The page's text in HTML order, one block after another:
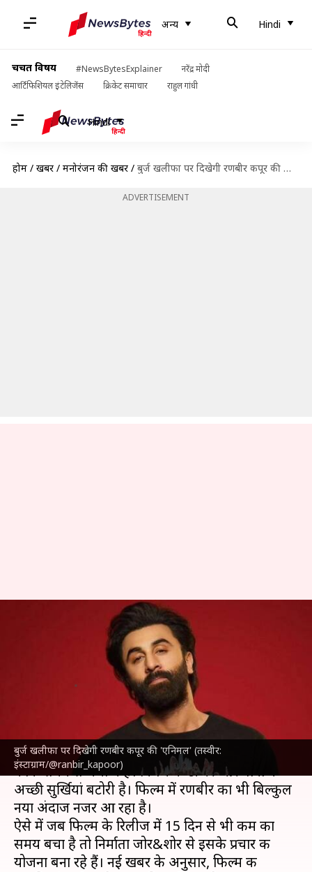
अन्य Hindi
चर्चित विषय #NewsBytesExplainer
नरेंद्र मोदी
आर्टिफिशियल इंटेलिजेंस
क्रिकेट समाचार राहुल गांधी
Hindi
होम / खबरें / मनोरंजन की खबरें / बुर्ज खलीफा पर दिखेगी रणबीर कपूर की फिल्म 'एनिमल' की झलक, जानिए क्या है तैयारी
ADVERTISEMENT
बुर्ज खलीफा पर दिखेगी रणबीर कपूर की 'एनिमल' (तस्वीर:
इंस्टाग्राम/@ranbir_kapoor)
बुर्ज खलीफा पर दिखेगी रणबीर कपूर
की फिल्म 'एनिमल' की झलक,
जानिए क्या है तैयारी
Nov 17, 2023 03:52 pm
रणबीर कपूरऔररश्मिका मंदानाकी फिल्म 'एनिमल'
काफी समय से चर्चा में है। फिल्म के टीजर और गानों ने
अच्छी सुर्खियां बटोरी है। फिल्म में रणबीर का भी बिल्कुल
नया अंदाज नजर आ रहा है।
ऐसे में जब फिल्म के रिलीज में 15 दिन से भी कम का
समय बचा है तो निर्माता जोर&शोर से इसके प्रचार की
योजना बना रहे हैं। नई खबर के अनुसार, फिल्म की